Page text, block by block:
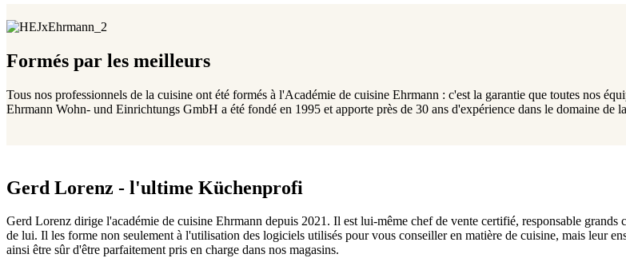
Formés par les meilleurs
Tous nos professionnels de la cuisine ont été formés à l'Académie de cuisine Ehrmann : c'est la garantie que toutes nos
Ehrmann Wohn- und Einrichtungs GmbH a été fondé en 1995 et apporte près de 30 ans d'expérience dans le domaine de
Gerd Lorenz - l'ultime Küchenprofi
Gerd Lorenz dirige l'académie de cuisine Ehrmann depuis 2021. Il est lui-même chef de vente certifié, responsable
de lui. Il les forme non seulement à l'utilisation des logiciels utilisés pour vous conseiller en matière de cuisine, mais leur
ainsi être sûr d'être parfaitement pris en charge dans nos magasins.